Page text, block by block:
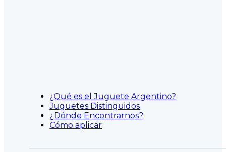
¿Qué es el Juguete Argentino?
Juguetes Distinguidos
¿Dónde Encontrarnos?
Cómo aplicar